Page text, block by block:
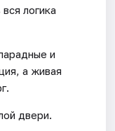
логика
и
а живая
двери.